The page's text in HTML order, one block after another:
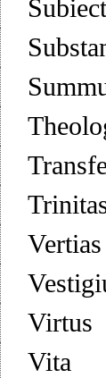
Vertias
Virtus
Vita